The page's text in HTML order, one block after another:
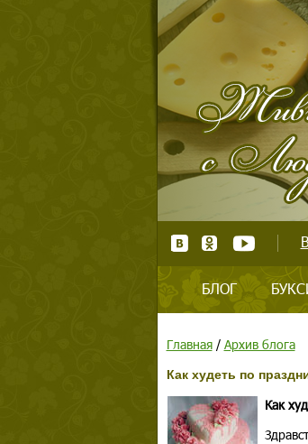
БЛОГ
Главная/ Архив блога
Как худеть по
Как